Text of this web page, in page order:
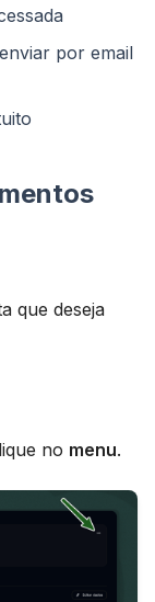
por email
que deseja
no menu.